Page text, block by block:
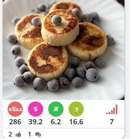
286 39.2 6.2 16.6 7
2
1